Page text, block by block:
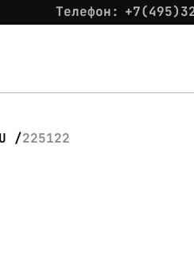
Телефон:
225122